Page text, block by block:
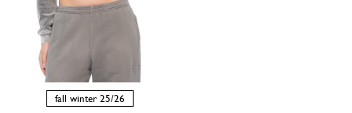
fall winter 25/26